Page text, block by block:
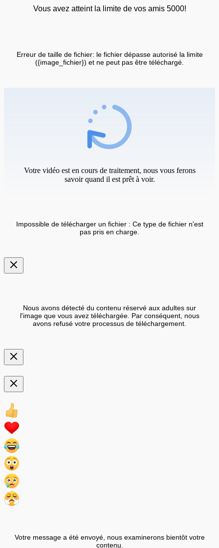
Vous avez atteint la limite de vos amis 5000!
Erreur de taille de fichier: le fichier dépasse autorisé la limite
({image_fichier}) et ne peut pas être téléchargé.
Votre vidéo est en cours de traitement, nous vous ferons
savoir quand il est prêt à voir.
Impossible de télécharger un fichier : Ce type de fichier n'est
pas pris en charge.
Nous avons détecté du contenu réservé aux adultes sur
l'image que vous avez téléchargée. Par conséquent, nous
avons refusé votre processus de téléchargement.
Votre message a été envoyé, nous examinerons bientôt votre
contenu.